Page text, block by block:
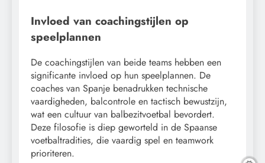
Invloed van coachingstijlen op
speelplannen
De coachingstijlen van beide teams hebben een
significante invloed op hun speelplannen. De
coaches van Spanje benadrukken technische
vaardigheden, balcontrole en tactisch bewustzijn,
wat een cultuur van balbezitvoetbal bevordert.
Deze filosofie is diep geworteld in de Spaanse
voetbaltradities, die vaardig spel en teamwork
prioriteren.